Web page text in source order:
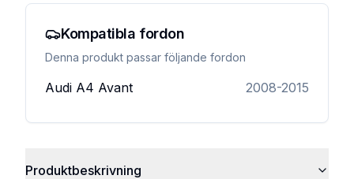
Kompatibla fordon
Denna produkt passar följande fordon
Audi A4 Avant 2008-2015
Produktbeskrivning